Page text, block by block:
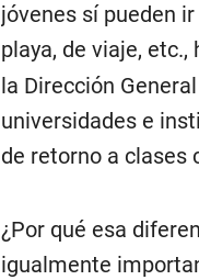
jóvenes sí pueden
playa, de viaje, etc.,
la Dirección
universidades e
de retorno a clases
¿Por qué esa
igualmente